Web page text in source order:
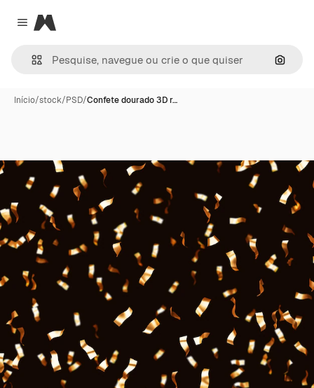
Close menu
Magnific
Início/stock/PSD/Confete dourado 3D r…